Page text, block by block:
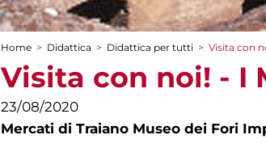
Tu sei qui
Home > Didattica > Didattica per tutti > Visita con
Visita con noi! - I
23/08/2020
Mercati di Traiano Museo dei Fori